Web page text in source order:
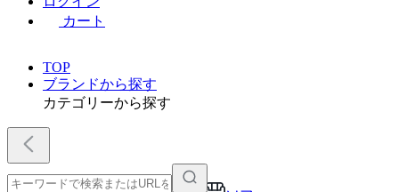
カート
TOP
ブランドから探す
カテゴリーから探す